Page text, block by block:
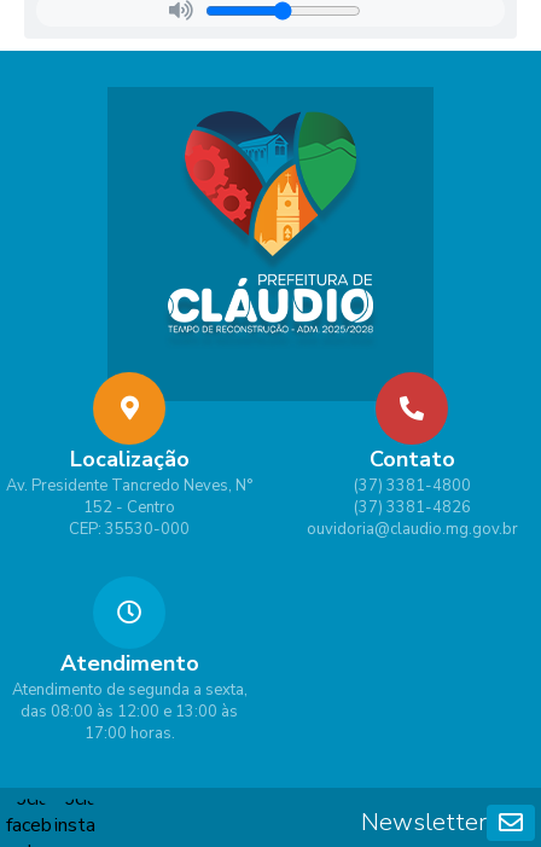
nici
Localização
Av. Presidente Tancredo Neves, N°
152 - Centro
CEP: 35530-000
Contato
(37) 3381-4800
(37) 3381-4826
ouvidoria@claudio.mg.gov.br
Atendimento
Atendimento de segunda a sexta,
das 08:00 às 12:00 e 13:00 às
17:00 horas.
Newsletter